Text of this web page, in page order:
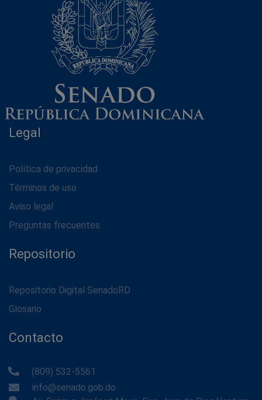
Legal
Política de privacidad
Términos de uso
Aviso legal
Preguntas frecuentes
Repositorio
Repositorio Digital SenadoRD
Glosario
Contacto
(809) 532-5561
info@senado.gob.do